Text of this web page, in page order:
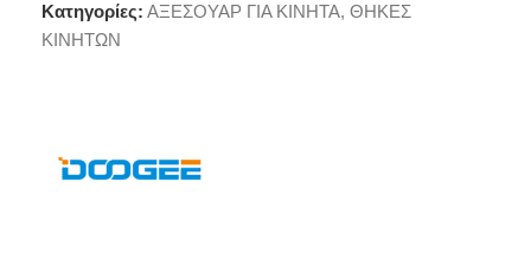
Κατηγορίες: ΑΞΕΣΟΥΑΡ ΓΙΑ ΚΙΝΗΤΑ, ΘΗΚΕΣ
ΚΙΝΗΤΩΝ